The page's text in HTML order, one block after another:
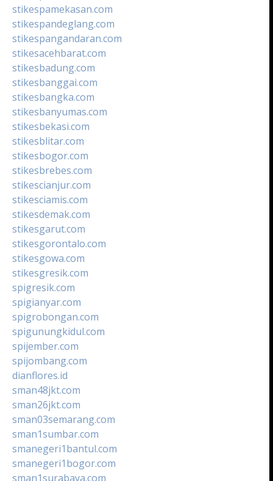
stikespamekasan.com
stikespandeglang.com
stikespangandaran.com
stikesacehbarat.com
stikesbadung.com
stikesbanggai.com
stikesbangka.com
stikesbanyumas.com
stikesbekasi.com
stikesblitar.com
stikesbogor.com
stikesbrebes.com
stikescianjur.com
stikesciamis.com
stikesdemak.com
stikesgarut.com
stikesgorontalo.com
stikesgowa.com
stikesgresik.com
spigresik.com
spigianyar.com
spigrobongan.com
spigunungkidul.com
spijember.com
spijombang.com
dianflores.id
sman48jkt.com
sman26jkt.com
sman03semarang.com
sman1sumbar.com
smanegeri1bantul.com
smanegeri1bogor.com
sman1surabaya.com